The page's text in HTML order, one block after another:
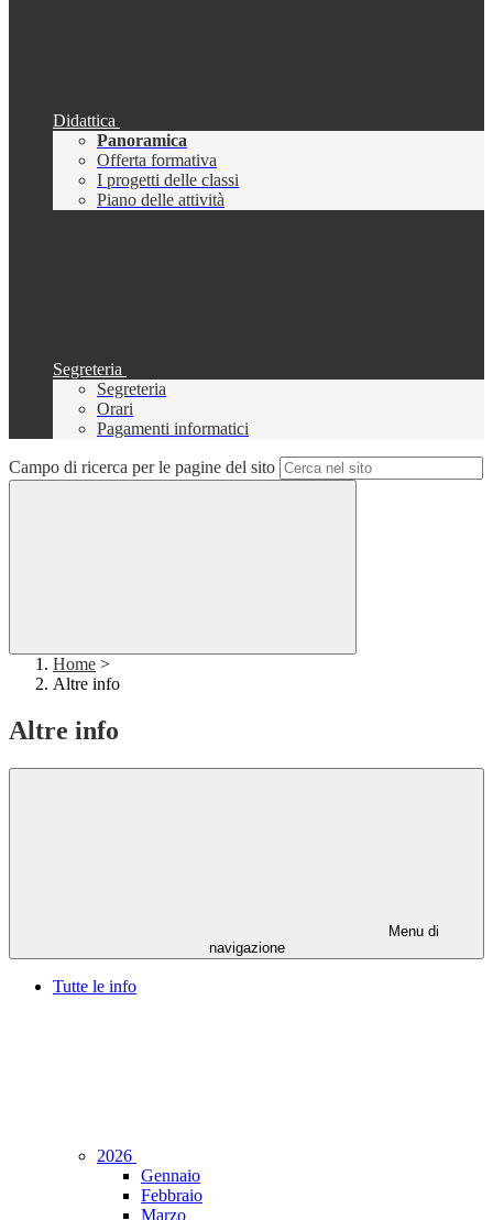
Didattica
Panoramica
Offerta formativa
I progetti delle classi
Piano delle attività
Segreteria
Segreteria
Orari
Pagamenti informatici
Campo di ricerca per le pagine del sito
Home >
Altre info
Altre info
Menu di
navigazione
Tutte le info
2026
Gennaio
Febbraio
Marzo